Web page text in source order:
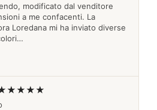
modificato dal venditore
a me confacenti. La
Loredana mi ha inviato diverse